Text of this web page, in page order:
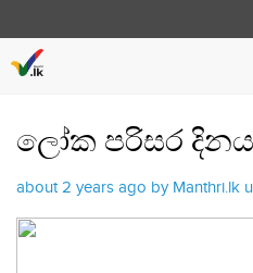
ලෝක පරිසර දිනය
about 2 years ago by Manthri.lk